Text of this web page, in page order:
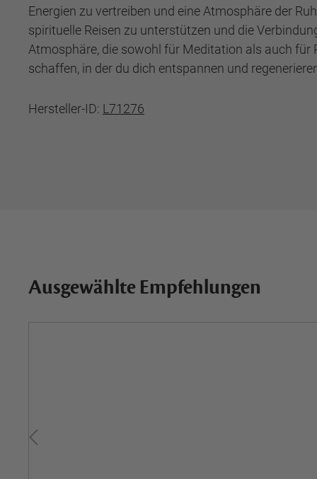
Energien zu vertreiben und eine Atmosphäre der
spirituelle Reisen zu unterstützen und die
Atmosphäre, die sowohl für Meditation als auch für
schaffen, in der du dich entspannen und
Hersteller-ID: L71276
Ausgewählte Empfehlungen